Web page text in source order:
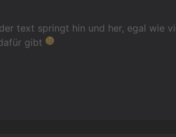
text springt hin und her, egal wie
gibt